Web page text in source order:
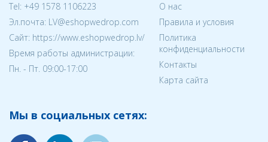
Tel: +49 1578 1106223
Эл.почта: LV@eshopwedrop.com
Cайт: https://www.eshopwedrop.lv/
Время работы администрации:
Пн. - Пт. 09:00-17:00
О нас
Правила и условия
Политика
конфиденциальности
Контакты
Карта сайта
Мы в социальных сетях: